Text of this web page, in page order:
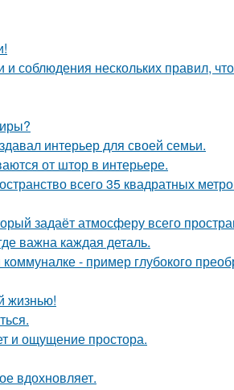
соблюдения нескольких правил,
интерьер для своей семьи.
от штор в интерьере.
всего 35 квадратных
задаёт атмосферу всего
важна каждая деталь.
- пример глубокого
жизнью!
и ощущение простора.
вдохновляет.